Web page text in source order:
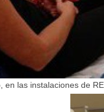
en las instalaciones de